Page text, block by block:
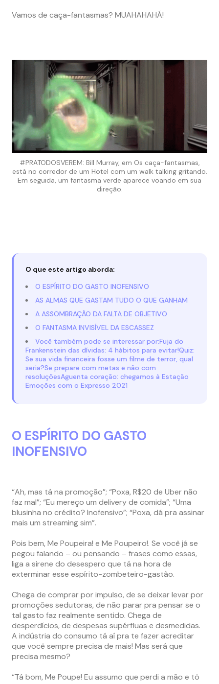
Vamos de caça-fantasmas? MUAHAHAHÁ!
#PRATODOSVEREM: Bill Murray, em Os caça-fantasmas,
está no corredor de um Hotel com um walk talking gritando.
Em seguida, um fantasma verde aparece voando em sua
direção.
O que este artigo aborda:
O ESPÍRITO DO GASTO INOFENSIVO
AS ALMAS QUE GASTAM TUDO O QUE GANHAM
A ASSOMBRAÇÃO DA FALTA DE OBJETIVO
O FANTASMA INVISÍVEL DA ESCASSEZ
Você também pode se interessar por:Fuja do
Frankenstein das dívidas: 4 hábitos para evitar!Quiz:
Se sua vida financeira fosse um filme de terror, qual
seria?Se prepare com metas e não com
resoluçõesAguenta coração: chegamos à Estação
Emoções com o Expresso 2021
O ESPÍRITO DO GASTO
INOFENSIVO
“Ah, mas tá na promoção”; “Poxa, R$20 de Uber não
faz mal”; “Eu mereço um delivery de comida”; “Uma
blusinha no crédito? Inofensivo”; “Poxa, dá pra assinar
mais um streaming sim”.
Pois bem, Me Poupeira! e Me Poupeiro!. Se você já se
pegou falando – ou pensando – frases como essas,
liga a sirene do desespero que tá na hora de
exterminar esse espírito-zombeteiro-gastão.
Chega de comprar por impulso, de se deixar levar por
promoções sedutoras, de não parar pra pensar se o
tal gasto faz realmente sentido. Chega de
desperdícios, de despesas supérfluas e desmedidas.
A indústria do consumo tá aí pra te fazer acreditar
que você sempre precisa de mais! Mas será que
precisa mesmo?
“Tá bom, Me Poupe! Eu assumo que perdi a mão e tô